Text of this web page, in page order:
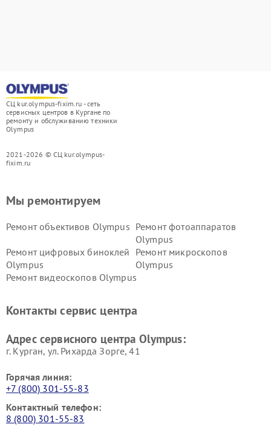
СЦ kur.olympus-fixim.ru - сеть
сервисных центров в Кургане по
ремонту и обслуживанию техники
Olympus
2021-2026 © СЦ kur.olympus-
fixim.ru
Мы ремонтируем
Ремонт объективов Olympus Ремонт фотоаппаратов
Olympus
Ремонт цифровых биноклей
Olympus
Ремонт микроскопов
Olympus
Ремонт видеоскопов Olympus
Контакты сервис центра
Адрес сервисного центра Olympus:
г. Курган, ул. Рихарда Зорге, 41
Горячая линия:
+7 (800) 301-55-83
Контактный телефон:
8 (800) 301-55-83